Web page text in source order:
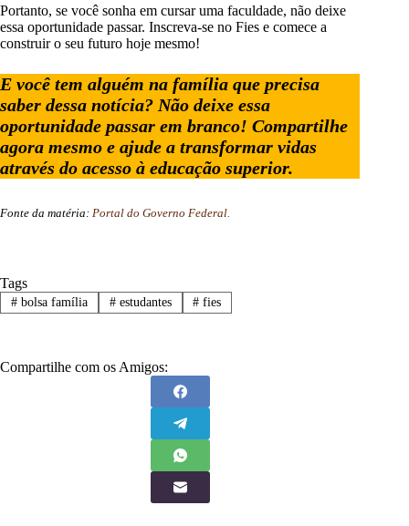
Portanto, se você sonha em cursar uma faculdade, não deixe
essa oportunidade passar. Inscreva-se no Fies e comece a
construir o seu futuro hoje mesmo!
E você tem alguém na família que precisa
saber dessa notícia? Não deixe essa
oportunidade passar em branco! Compartilhe
agora mesmo e ajude a transformar vidas
através do acesso à educação superior.
Fonte da matéria: Portal do Governo Federal.
Tags
#bolsa família #estudantes # fies
Compartilhe com os Amigos: